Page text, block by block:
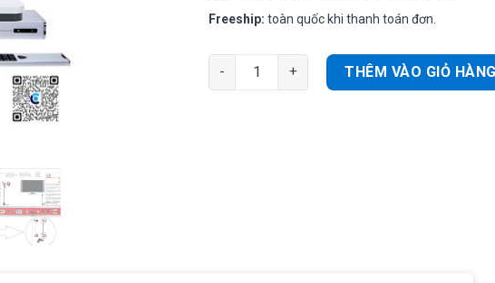
Freeship: toàn quốc khi thanh toán đơn.
Thiết bị hội nghị truyền hình Polycom Group
THÊM VÀO GIỎ HÀNG